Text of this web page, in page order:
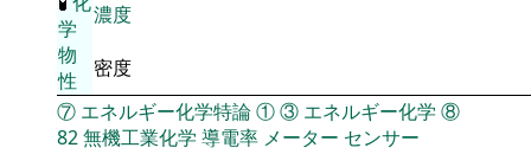
学
物
性
濃度
密度
⑦ エネルギー化学特論①③ エネルギー化学 ⑧
82無機工業化学 導電率 メーター センサー